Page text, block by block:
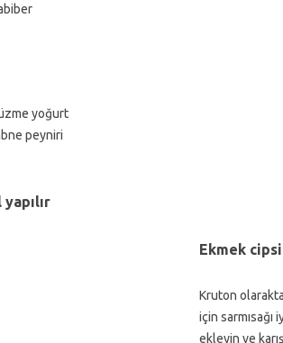
yoğurt
peyniri
Ekmek
Kruton
için sarmısağı
ekleyin ve